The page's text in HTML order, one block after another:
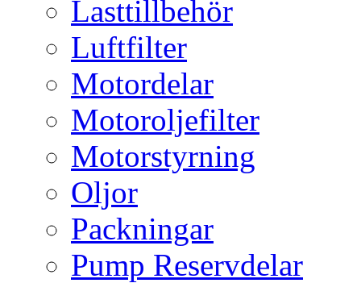
Lasttillbehör
Luftfilter
Motordelar
Motoroljefilter
Motorstyrning
Oljor
Packningar
Pump Reservdelar